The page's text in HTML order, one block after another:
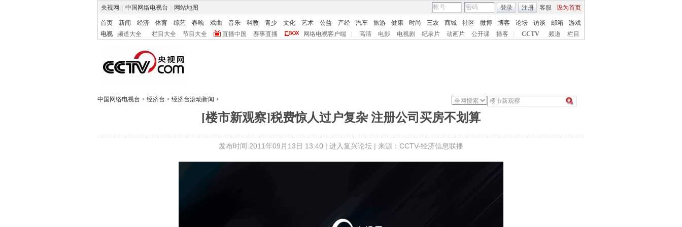
央视网 中国网络电视台 网站地图 客服 设为首页
登录 注册
首页 新闻 经济 体育 综艺 春晚 戏曲 音乐 科教 青少 文化 艺术 公益 产经 汽车 旅游 健康 时尚 三农 商城 社区 微博 博客 论坛 访谈 邮箱
游戏
电视
频道大全 栏目大全 节目大全 直播中国 赛事直播 网络电视客户端 高清 电影 电视剧 纪录片 动画片 公开课 播客 CCTV 频道 栏目
中国网络电视台 > 经济台 > 经济台滚动新闻 >
[楼市新观察]税费惊人过户复杂 注册公司买房不划算
发布时间:2011年09月13日 13:40 | 进入复兴论坛 | 来源：CCTV-经济信息联播